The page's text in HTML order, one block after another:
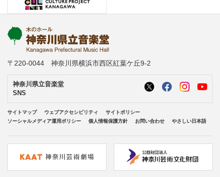
〒220-0044 神奈川県横浜市西区紅葉ケ丘9-2
神奈川県立音楽堂
SNS
サイトマップ ウェブアクセシビリティ
サイトポリシー
ソーシャルメディア運用ポリシー
個人情報保護方針 お問い合わせ やさしい日本語